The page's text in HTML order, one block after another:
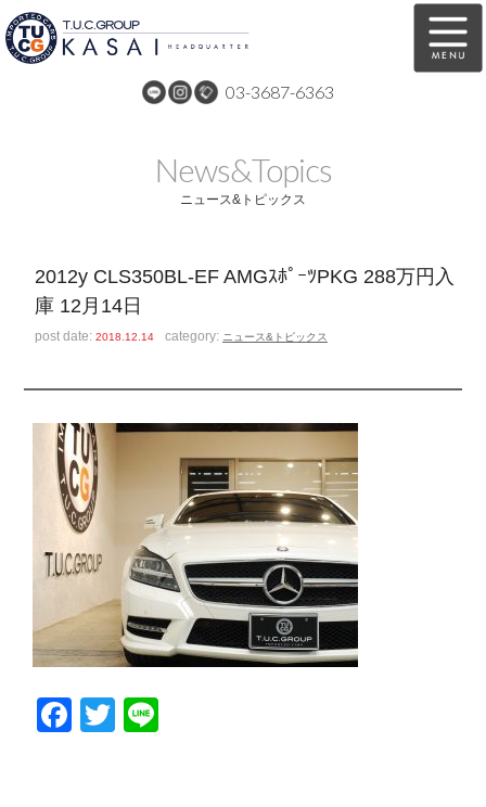
03-3687-6363
全国納車 特別作業
注文販売
スタッフ紹介 リクルート
お問い合わせ 会社概要
スタッフblog 納車blog
ホーム T.U.C.GROUP
News&Topics
ニュース&トピックス
2012y CLS350BL-EF AMGｽﾎﾟｰﾂPKG 288万円入
庫 12月14日
post date:2018.12.14 category: ニュース&トピックス
Facebook
Twitter